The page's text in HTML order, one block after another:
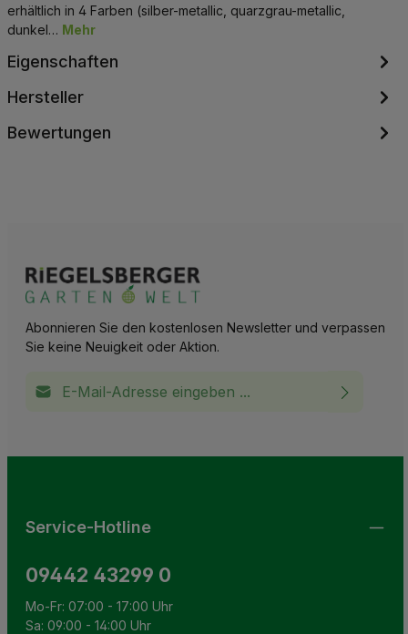
erhältlich in 4 Farben (silber-metallic, quarzgrau-metallic,
dunkel… Mehr
Eigenschaften
Hersteller
Bewertungen
Abonnieren Sie den kostenlosen Newsletter und verpassen
Sie keine Neuigkeit oder Aktion.
Service-Hotline
09442 43299 0
Mo-Fr: 07:00 - 17:00 Uhr
Sa: 09:00 - 14:00 Uhr